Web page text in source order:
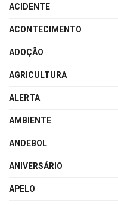
ACIDENTE
ACONTECIMENTO
ADOÇÃO
AGRICULTURA
ALERTA
AMBIENTE
ANDEBOL
ANIVERSÁRIO
APELO